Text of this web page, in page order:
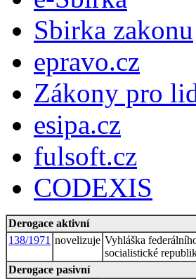
Sbirka zakonu
epravo.cz
Zákony pro
esipa.cz
fulsoft.cz
CODEXIS
Derogace aktivní
138/1971 novelizuje Vyhláška
socialistické
Derogace pasivní